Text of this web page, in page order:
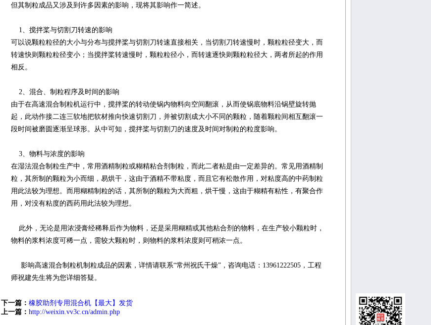
但其制粒成品又涉及到许多因素的影响，现将其影响作一简述。
1、搅拌桨与切割刀转速的影响
可以说颗粒粒径的大小与分布与搅拌桨与切割刀转速直接相关，当切割刀转速慢时，颗粒粒径变大，而
转速快则颗粒粒径变小；当搅拌桨转速慢时，颗粒粒径小，而转速逐快则颗粒粒径大，两者所起的作用
相反。
2、混合、制粒程序及时间的影响
由于在高速混合制粒机运行中，搅拌桨的转动使锅内物料向空间翻滚，从而使锅底物料沿锅壁旋转抛
起，此动作接二连三软地把软材推向快速切割刀，并被切割成大小不同的颗粒，随着颗粒间相互翻滚一
段时间被磨圆逐渐呈球形。从中可知，搅拌桨与切割刀的速度及时间对制粒的粒度影响。
3、物料与浓度的影响
在湿法混合制粒生产中，常用酒精制粒或糊精粘合剂制粒，而此二者粘是由一定差异的。常见用酒精制
粒，其所制的颗粒为小而细，易烘干，这由于酒精不带粘度，而且它有松散作用，对粘度高的中药制粒
用此法较为理想。而用糊精制粒的话，其所制的颗粒为大而粗，烘干慢，这由于糊精有粘性，有聚合作
用，对没有粘度的西药用此法较为理想。
此外，无论是用浓浸膏经稀释后作为物料，还是采用糊精或其他粘合剂的物料，在生产较小颗粒时，
物料的浆料浓度可稀一点，需较大颗粒时，则物料的浆料浓度则可稍浓一点。
影响高速混合制粒机制粒成品的因素，详情请联系“常州祝氏干燥”，咨询电话：13961222505，工程
师祝建先生将为您详细答疑。
下一篇： 橡胶助剂专用混合机【最大】发货
上一篇： http://weixin.vv3c.cn/admin.php